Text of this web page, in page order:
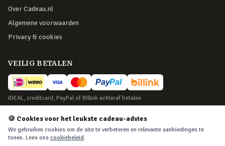
Over Cadeau.nl
Algemene voorwaarden
Privacy & cookies
VEILIG BETALEN
iDEAL, creditcard, PayPal of Billink achteraf betalen
BEZORGING
Voor 22:45 besteld, morgen in huis. Tot 365 dagen retourneren.
🍪 Cookies voor het leukste cadeau-advies
We gebruiken cookies om de site te verbeteren en relevante aanbiedingen te
tonen. Lees ons cookiebeleid.